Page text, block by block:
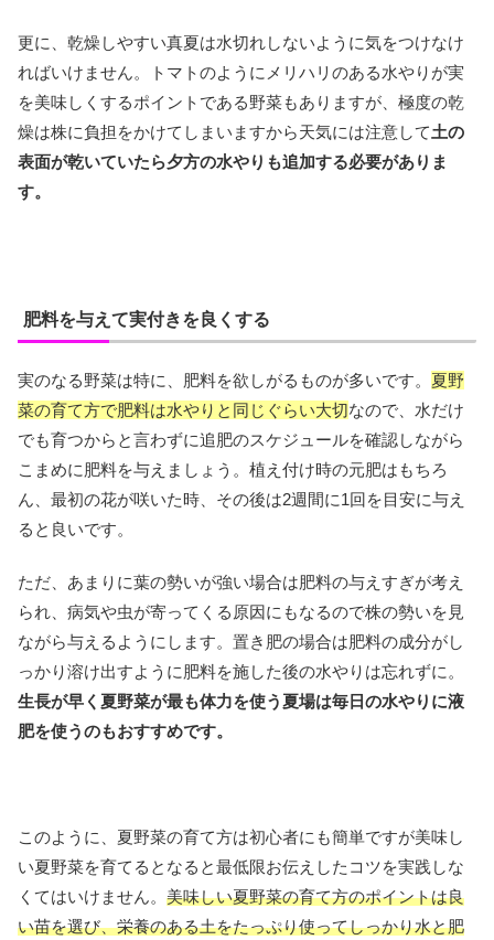
更に、乾燥しやすい真夏は水切れしないように気をつけなけ
ればいけません。トマトのようにメリハリのある水やりが実
を美味しくするポイントである野菜もありますが、極度の乾
燥は株に負担をかけてしまいますから天気には注意して土の
表面が乾いていたら夕方の水やりも追加する必要がありま
す。
肥料を与えて実付きを良くする
実のなる野菜は特に、肥料を欲しがるものが多いです。 夏野
菜の育て方で肥料は水やりと同じぐらい大切なので、水だけ
でも育つからと言わずに追肥のスケジュールを確認しながら
こまめに肥料を与えましょう。植え付け時の元肥はもちろ
ん、最初の花が咲いた時、その後は2週間に1回を目安に与え
ると良いです。
ただ、あまりに葉の勢いが強い場合は肥料の与えすぎが考え
られ、病気や虫が寄ってくる原因にもなるので株の勢いを見
ながら与えるようにします。置き肥の場合は肥料の成分がし
っかり溶け出すように肥料を施した後の水やりは忘れずに。
生長が早く夏野菜が最も体力を使う夏場は毎日の水やりに液
肥を使うのもおすすめです。
このように、夏野菜の育て方は初心者にも簡単ですが美味し
い夏野菜を育てるとなると最低限お伝えしたコツを実践しな
くてはいけません。 美味しい夏野菜の育て方のポイントは良
い苗を選び、栄養のある土をたっぷり使ってしっかり水と肥